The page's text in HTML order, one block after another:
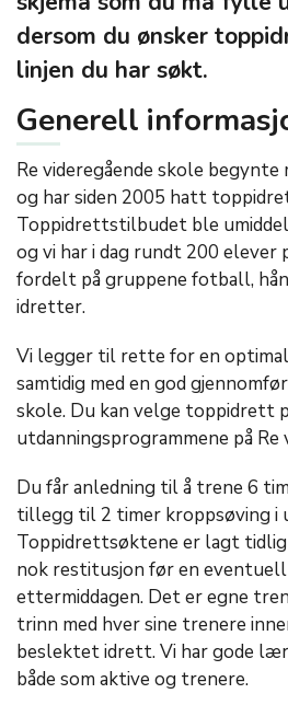
dersom du ønsker
linjen du har søkt.
Generell
Re videregående skole
og har siden 2005 hatt
Toppidrettstilbudet ble
og vi har i dag rundt 200
fordelt på gruppene fotball,
idretter.
Vi legger til rette for en
samtidig med en god
skole. Du kan velge toppidrett
utdanningsprogrammene på Re
Du får anledning til å trene 6
tillegg til 2 timer kroppsøving i
Toppidrettsøktene er lagt tidlig
nok restitusjon før en
ettermiddagen. Det er egne
trinn med hver sine trenere
beslektet idrett. Vi har gode
både som aktive og trenere.